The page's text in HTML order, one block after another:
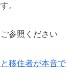
。
参照ください
移住者が本音で